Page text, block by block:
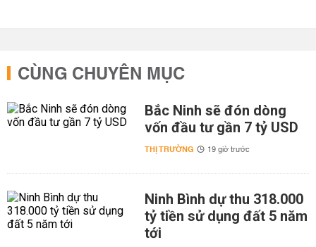
CÙNG CHUYÊN MỤC
Bắc Ninh sẽ đón dòng
vốn đầu tư gần 7 tỷ USD
THỊ TRƯỜNG 19 giờ trước
Ninh Bình dự thu 318.000
tỷ tiền sử dụng đất 5 năm
tới